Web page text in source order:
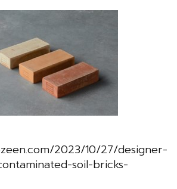
2023/10/27/designer-
soil-bricks-